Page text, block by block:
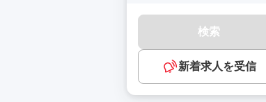
検索
新着求人を受信